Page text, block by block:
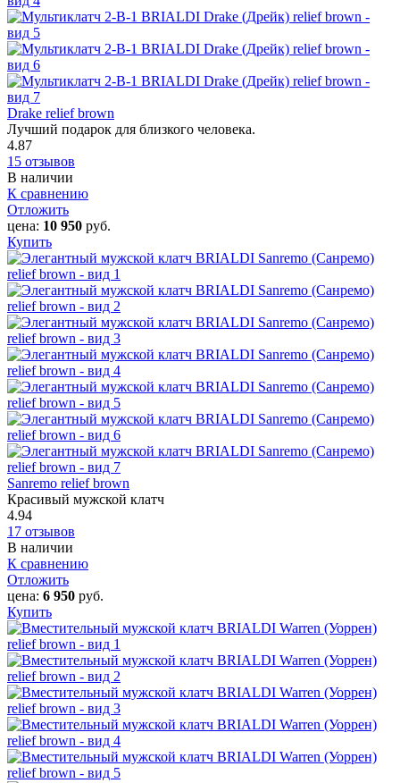
Drake relief brown
Лучший подарок для близкого человека.
4.87
15 отзывов
В наличии
К сравнению
Отложить
цена: 10 950 руб.
Купить
Sanremo relief brown
Красивый мужской клатч
4.94
17 отзывов
В наличии
К сравнению
Отложить
цена: 6 950 руб.
Купить